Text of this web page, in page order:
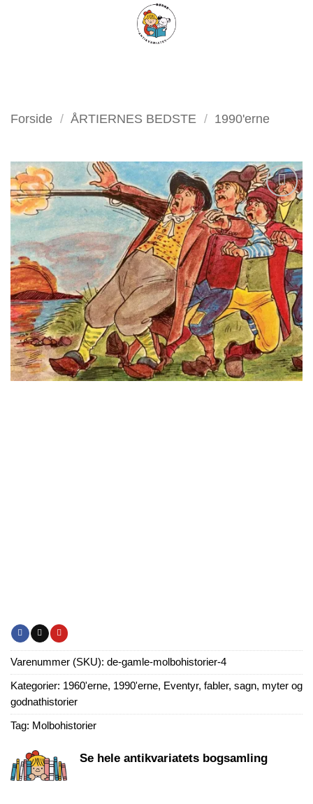
FILTER
Forside / ÅRTIERNES BEDSTE / 1990'erne
Tilføj
som
favorit
Varenummer (SKU): de-gamle-molbohistorier-4
Kategorier: 1960'erne, 1990'erne, Eventyr, fabler, sagn, myter og
godnathistorier
Tag: Molbohistorier
Se hele antikvariatets bogsamling